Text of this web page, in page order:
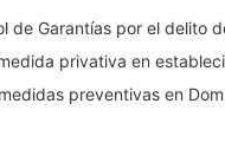
de Garantías por el delito
privativa en
preventivas en